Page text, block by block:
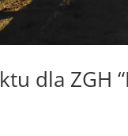
dla ZGH